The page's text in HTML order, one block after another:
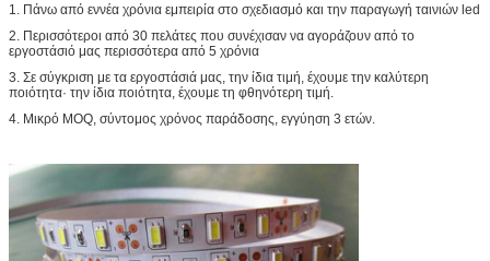
1. Πάνω από εννέα χρόνια εμπειρία στο σχεδιασμό και την παραγωγή ταινιών led
2. Περισσότεροι από 30 πελάτες που συνέχισαν να αγοράζουν από το
εργοστάσιό μας περισσότερα από 5 χρόνια
3. Σε σύγκριση με τα εργοστάσιά μας, την ίδια τιμή, έχουμε την καλύτερη
ποιότητα· την ίδια ποιότητα, έχουμε τη φθηνότερη τιμή.
4. Μικρό MOQ, σύντομος χρόνος παράδοσης, εγγύηση 3 ετών.